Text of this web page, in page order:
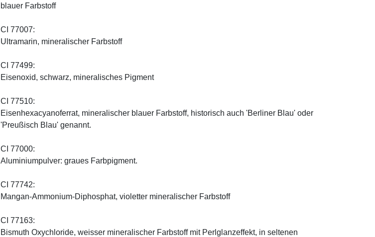
blauer Farbstoff
CI 77007:
Ultramarin, mineralischer Farbstoff
CI 77499:
Eisenoxid, schwarz, mineralisches Pigment
CI 77510:
Eisenhexacyanoferrat, mineralischer blauer Farbstoff, historisch auch 'Berliner Blau' oder
'Preußisch Blau' genannt.
CI 77000:
Aluminiumpulver: graues Farbpigment.
CI 77742:
Mangan-Ammonium-Diphosphat, violetter mineralischer Farbstoff
CI 77163:
Bismuth Oxychloride, weisser mineralischer Farbstoff mit Perlglanzeffekt, in seltenen